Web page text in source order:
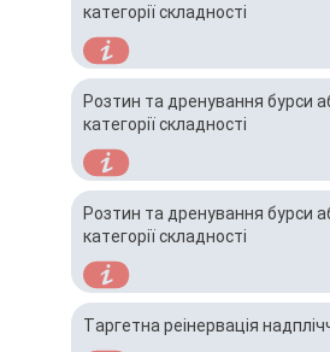
категорії складності
Розтин та дренування бурси
категорії складності
Розтин та дренування бурси
категорії складності
Таргетна реінервація